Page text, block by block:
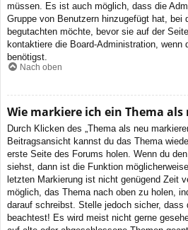
müssen. Es ist auch möglich, dass die
Gruppe von Benutzern hinzugefügt hat, bei
begutachten möchte, bevor sie auf der
kontaktiere die Board-Administration, wenn
benötigst.
Nach oben
Wie markiere ich ein Thema als
Durch Klicken des „Thema als neu
Beitragsansicht kannst du das Thema
erste Seite des Forums holen. Wenn du
siehst, dann ist die Funktion
letzten Markierung ist nicht genügend Zeit
möglich, das Thema nach oben zu holen,
darauf schreibst. Stelle jedoch sicher, dass
beachtest! Es wird meist nicht gerne